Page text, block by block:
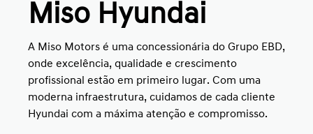
Miso Hyundai
A Miso Motors é uma concessionária do Grupo EBD,
onde excelência, qualidade e crescimento
profissional estão em primeiro lugar. Com uma
moderna infraestrutura, cuidamos de cada cliente
Hyundai com a máxima atenção e compromisso.